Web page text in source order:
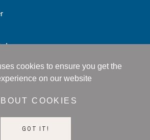
Tilmeld
A/S. All right reserved.
cookies to ensure you get the
on our website
COOKIES
GOT IT!